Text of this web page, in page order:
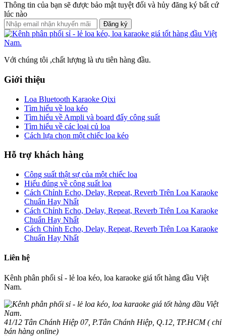
Thông tin của bạn sẽ được bảo mật tuyệt đối và hủy đăng ký bất cứ
lúc nào
Đăng ký
Với chúng tôi ,chất lượng là ưu tiên hàng đầu.
Giới thiệu
Loa Bluetooth Karaoke Qixi
Tìm hiểu về loa kéo
Tìm hiểu về Ampli và board đẩy công suất
Tìm hiểu về các loại củ loa
Cách lựa chọn một chiếc loa kéo
Hỗ trợ khách hàng
Công suất thật sự của một chiếc loa
Hiểu đúng về công suất loa
Cách Chỉnh Echo, Delay, Repeat, Reverb Trên Loa Karaoke
Chuẩn Hay Nhất
Cách Chỉnh Echo, Delay, Repeat, Reverb Trên Loa Karaoke
Chuẩn Hay Nhất
Cách Chỉnh Echo, Delay, Repeat, Reverb Trên Loa Karaoke
Chuẩn Hay Nhất
Liên hệ
Kênh phân phối sỉ - lẻ loa kéo, loa karaoke giá tốt hàng đầu Việt
Nam.
41/12 Tân Chánh Hiệp 07, P.Tân Chánh Hiệp, Q.12, TP.HCM ( chỉ
bán hàng online)